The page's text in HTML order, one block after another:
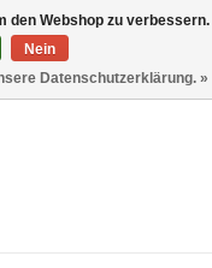
den Webshop zu verbessern.
Nein
Datenschutzerklärung. »